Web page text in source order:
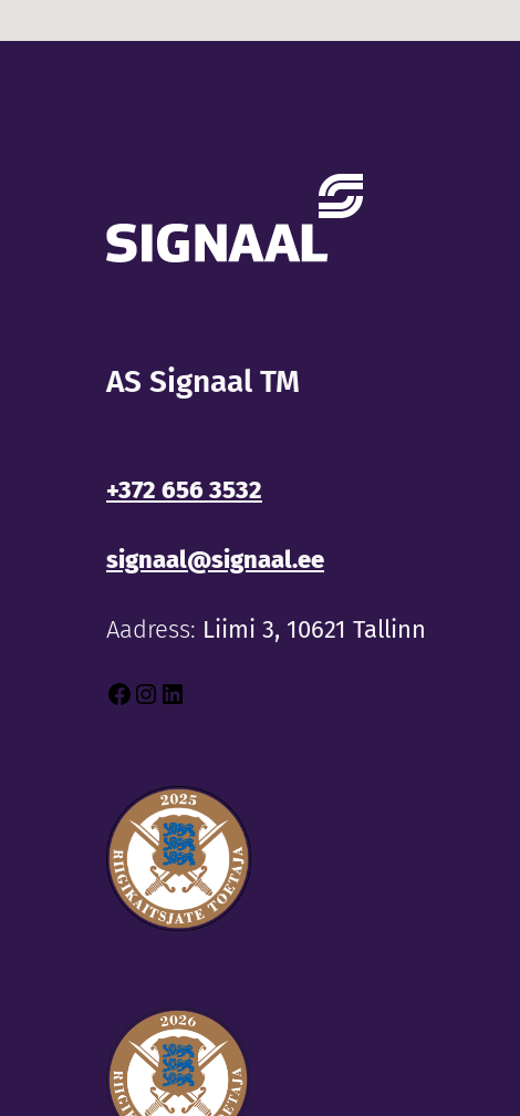
AS Signaal TM
+372 656 3532
signaal@signaal.ee
Aadress: Liimi 3, 10621 Tallinn
Facebook
Instagram
LinkedIn